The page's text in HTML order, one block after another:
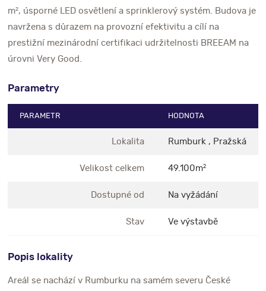
m², úsporné LED osvětlení a sprinklerový systém. Budova je
navržena s důrazem na provozní efektivitu a cílí na
prestižní mezinárodní certifikaci udržitelnosti BREEAM na
úrovni Very Good.
Parametry
PARAMETR HODNOTA
Lokalita Rumburk , Pražská
Velikost celkem 49.100m2
Dostupné od Na vyžádání
Stav Ve výstavbě
Popis lokality
Areál se nachází v Rumburku na samém severu České